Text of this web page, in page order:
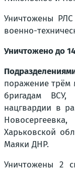
Уничтожены
военно-
Уничтожено до
поражение трём
бригадам
нацгвардии в
Харьковской
Маяки ДНР.
Уничтожены 2